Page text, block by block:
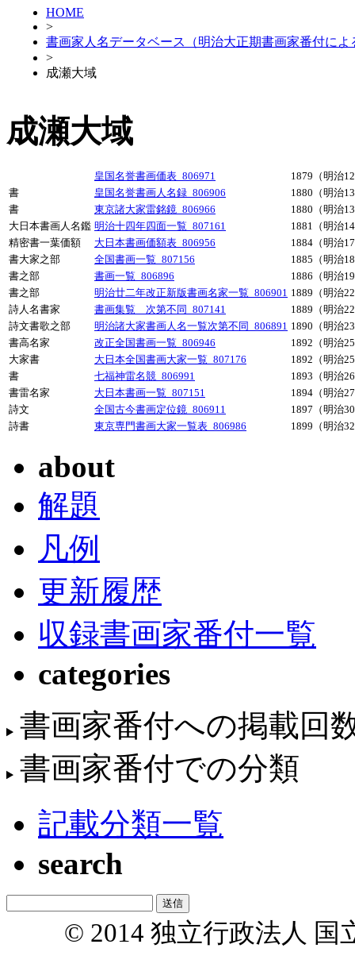
HOME
>
書画家人名データベース（明治大正期書画家番付によ
>
成瀬大域
成瀬大域
皇国名誉書画価表_806971
1879（明治
書
皇国名誉書画人名録_806906
1880（明治
書
東京諸大家雷銘鏡_806966
1880（明治
大日本書画人名鑑 明治十四年四面一覧_807161
1881（明治
精密書一葉価額
大日本書画価額表_806956
1884（明治
書大家之部
全国書画一覧_807156
1885（明治
書之部
書画一覧_806896
1886（明治
書之部
明治廿二年改正新版書画名家一覧_806901 1889（明治
詩人名書家
書画集覧 次第不同_807141
1889（明治
詩文書歌之部
明治諸大家書画人名一覧次第不同_806891 1890（明治
書高名家
改正全国書画一覧_806946
1892（明治
大家書
大日本全国書画大家一覧_807176
1892（明治
書
七福神雷名競_806991
1893（明治
書雷名家
大日本書画一覧_807151
1894（明治
詩文
全国古今書画定位鏡_806911
1897（明治
詩書
東京専門書画大家一覧表_806986 1899（明治
about
解題
凡例
更新履歴
収録書画家番付一覧
categories
書画家番付への掲載回
書画家番付での分類
記載分類一覧
search
© 2014 独立行政法人 国